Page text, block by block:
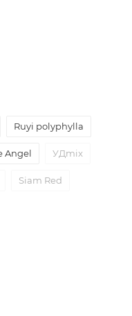
Ruyi polyphylla
Angel УДmix
Siam Red